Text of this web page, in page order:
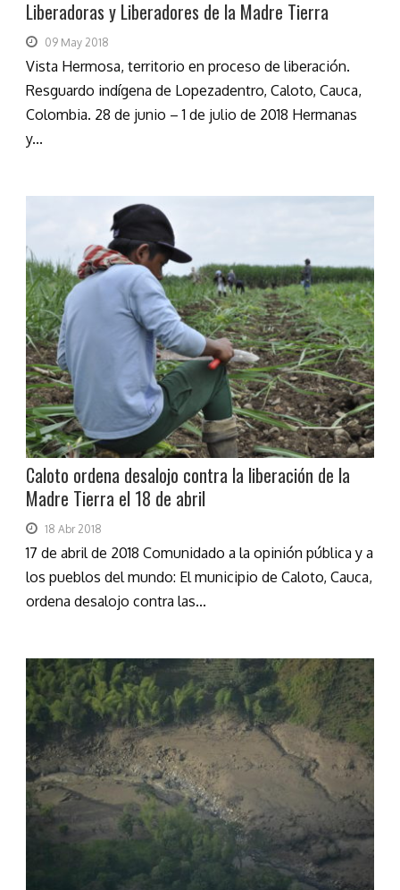
Liberadoras y Liberadores de la Madre Tierra
09 May 2018
Vista Hermosa, territorio en proceso de liberación.
Resguardo indígena de Lopezadentro, Caloto, Cauca,
Colombia. 28 de junio – 1 de julio de 2018 Hermanas
y...
Caloto ordena desalojo contra la liberación de la
Madre Tierra el 18 de abril
18 Abr 2018
17 de abril de 2018 Comunidado a la opinión pública y a
los pueblos del mundo: El municipio de Caloto, Cauca,
ordena desalojo contra las...